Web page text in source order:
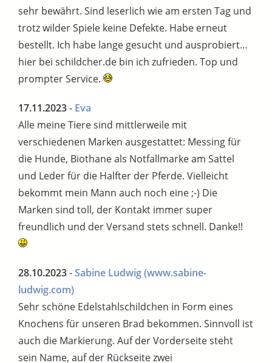
sehr bewährt. Sind leserlich wie am ersten Tag und
trotz wilder Spiele keine Defekte. Habe erneut
bestellt. Ich habe lange gesucht und ausprobiert…
hier bei schildcher.de bin ich zufrieden. Top und
prompter Service.
17.11.2023- Eva
Alle meine Tiere sind mittlerweile mit
verschiedenen Marken ausgestattet: Messing für
die Hunde, Biothane als Notfallmarke am Sattel
und Leder für die Halfter der Pferde. Vielleicht
bekommt mein Mann auch noch eine ;-) Die
Marken sind toll, der Kontakt immer super
freundlich und der Versand stets schnell. Danke!!
28.10.2023-Sabine Ludwig(www.sabine-
ludwig.com)
Sehr schöne Edelstahlschildchen in Form eines
Knochens für unseren Brad bekommen. Sinnvoll ist
auch die Markierung. Auf der Vorderseite steht
sein Name, auf der Rückseite zwei